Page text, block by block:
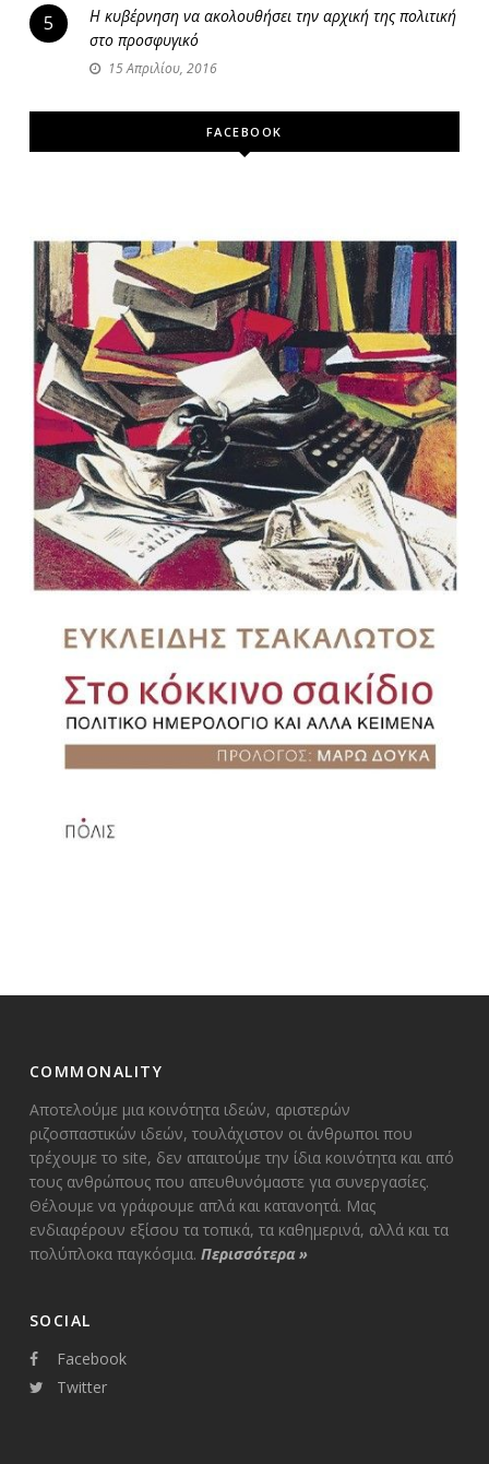
5
Η κυβέρνηση να ακολουθήσει την αρχική της πολιτική
στο προσφυγικό
15 Απριλίου, 2016
FACEBOOK
COMMONALITY
Αποτελούμε μια κοινότητα ιδεών, αριστερών
ριζοσπαστικών ιδεών, τουλάχιστον οι άνθρωποι που
τρέχουμε το site, δεν απαιτούμε την ίδια κοινότητα και από
τους ανθρώπους που απευθυνόμαστε για συνεργασίες.
Θέλουμε να γράφουμε απλά και κατανοητά. Μας
ενδιαφέρουν εξίσου τα τοπικά, τα καθημερινά, αλλά και τα
πολύπλοκα παγκόσμια. Περισσότερα»
SOCIAL
Facebook
Twitter